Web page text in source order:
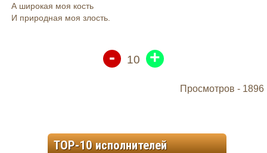
А широкая моя кость
И природная моя злость.
- 10 +
Просмотров - 1896
TOP-10 исполнителей